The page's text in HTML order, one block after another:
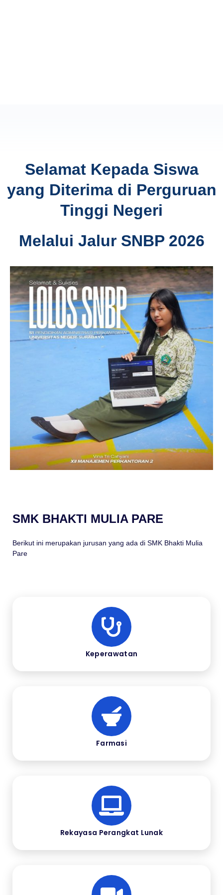
Selamat Kepada Siswa
yang Diterima di Perguruan
Tinggi Negeri
Melalui Jalur SNBP 2026
SMK BHAKTI MULIA PARE
Berikut ini merupakan jurusan yang ada di SMK Bhakti Mulia
Pare
Keperawatan
Farmasi
Rekayasa Perangkat Lunak